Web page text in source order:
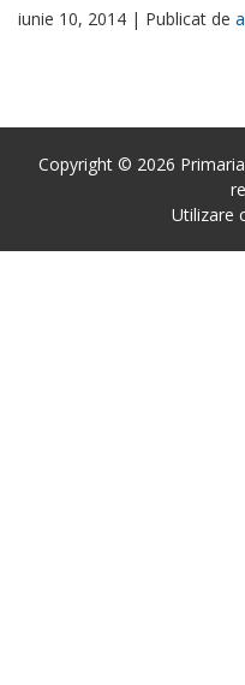
iunie 10, 2014 | Publicat de
Copyright © 2026
Utilizare